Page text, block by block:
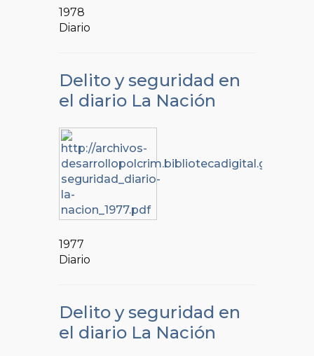
1978
Diario
Delito y seguridad en
el diario La Nación
1977
Diario
Delito y seguridad en
el diario La Nación